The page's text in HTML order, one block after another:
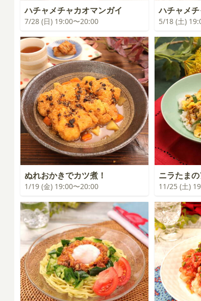
ハチャメチャカオマンガイ
7/28 (日) 19:00〜20:00
ハチャメ
5/18 (土)
ぬれおかきでカツ煮！
1/19 (金) 19:00〜20:00
ニラたま
11/25 (土)